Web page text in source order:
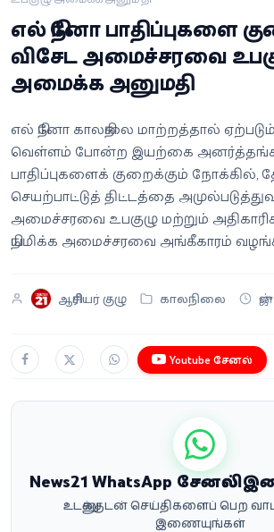
வீடியோ
வணிகம்
வெப்ஸ்டோரி
தமிழ்
எல் நினோ பாதிப்புகளை
விசேட அமைச்சரவை
அமைக்க அனுமதி
எல் நினோ காலநிலை மாற்றத்தால்
வெள்ளம் போன்ற இயற்கை
பாதிப்புகளைக் குறைக்கும் நோக்கில்,
செயற்பாட்டுத் திட்டத்தை
அமைச்சரவை உபகுழு மற்றும்
நியமிக்க அமைச்சரவை அங்கீகாரம்
ஆசிரியர் குழு காலநிலை
Youtube சேனல்
News21 WhatsApp
உடனுக்குடன் செய்திகளைப் பெற
இணையுங்கள்